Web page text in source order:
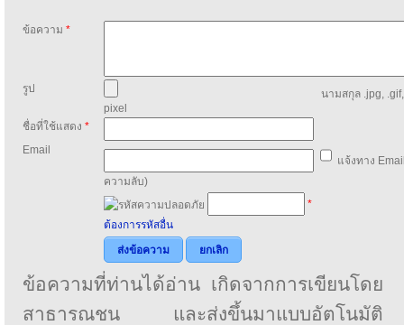
ข้อความ *
รูป
นามสกุล .jpg,
pixel
ชื่อที่ใช้แสดง *
Email
แจ้งทาง
ความลับ)
*
ต้องการรหัสอื่น
ส่งข้อความ
ยกเลิก
ข้อความที่ท่านได้อ่าน เกิดจากการเขียนโดย
สาธารณชน และส่งขึ้นมาแบบอัตโนมัติ